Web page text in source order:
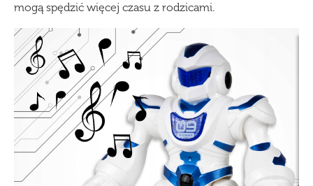
mogą spędzić więcej czasu z rodzicami.